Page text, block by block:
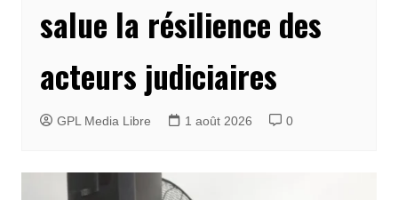
salue la résilience des
acteurs judiciaires
GPL Media Libre 1 août 2026 0